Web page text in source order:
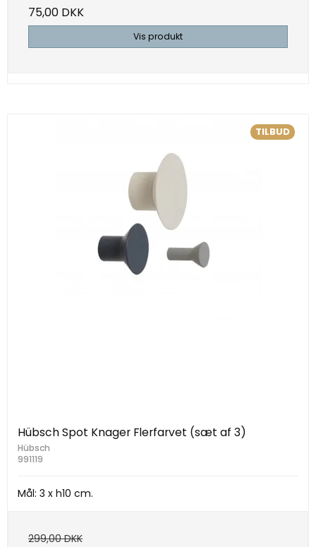
75,00 DKK
Vis produkt
TILBUD
Hübsch Spot Knager Flerfarvet (sæt af 3)
Hübsch
991119
Mål: 3 x h10 cm.
299,00 DKK